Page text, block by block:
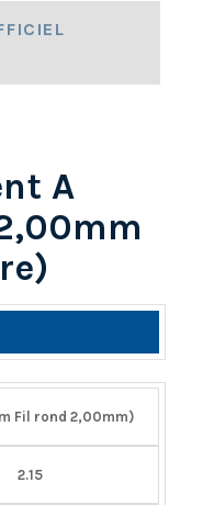
A
DEMANDE
Fil rond 2,00mm)
2.15